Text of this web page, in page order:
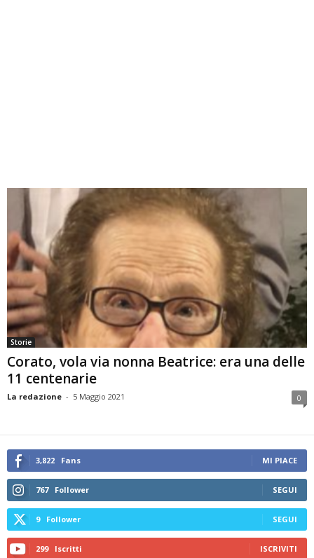
Storie
Corato, vola via nonna Beatrice: era una delle
11 centenarie
La redazione - 5 Maggio 2021
3,822 Fans MI PIACE
767 Follower SEGUI
9 Follower SEGUI
299 Iscritti ISCRIVITI